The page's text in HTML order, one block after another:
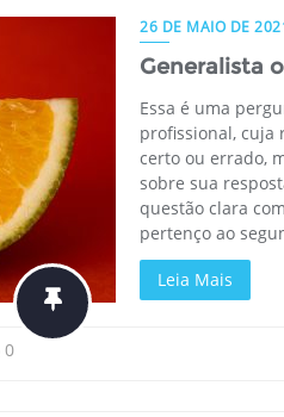
26 DE MAIO DE
Generalista
Essa é uma
profissional, cuja
certo ou errado,
sobre sua
questão clara
pertenço ao
Leia Mais
0